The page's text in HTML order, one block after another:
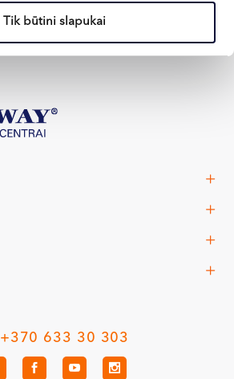
Tik būtini slapukai
+370 633 30 303